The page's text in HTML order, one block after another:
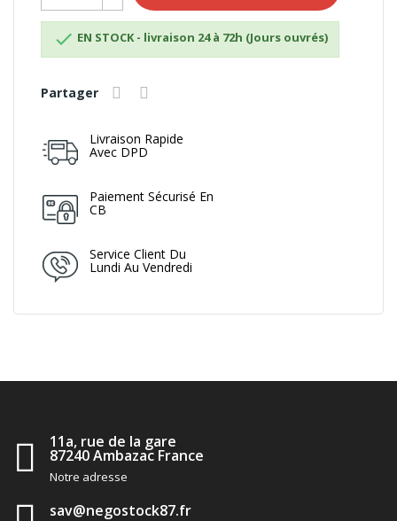
 EN STOCK - livraison 24 à 72h (Jours ouvrés)
Partager
Livraison Rapide
Avec DPD
Paiement Sécurisé En
CB
Service Client Du
Lundi Au Vendredi
11a, rue de la gare
87240 Ambazac France
Notre adresse
sav@negostock87.fr